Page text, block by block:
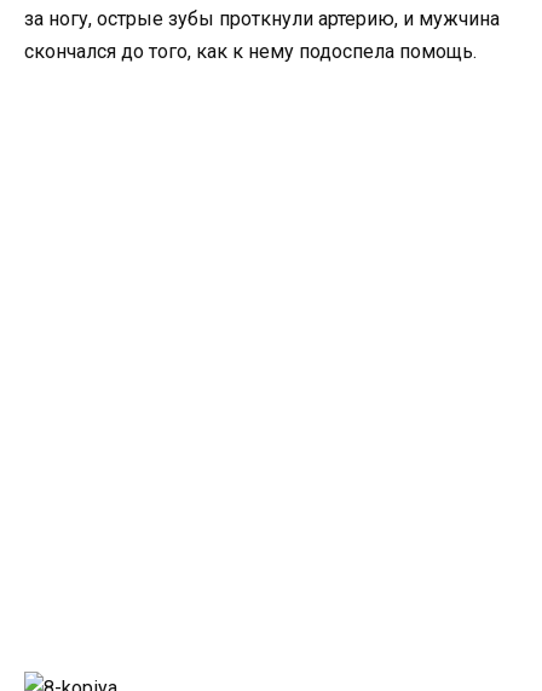
за ногу, острые зубы проткнули артерию, и мужчина
скончался до того, как к нему подоспела помощь.